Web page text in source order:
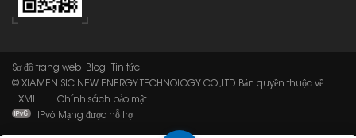
Sơ đồ trang web Blog
Tin tức
© XIAMEN SIC NEW ENERGY TECHNOLOGY CO.,LTD. Bản quyền thuộc về.
XML
Chính sách bảo mật
IPv6 Mạng được hỗ trợ